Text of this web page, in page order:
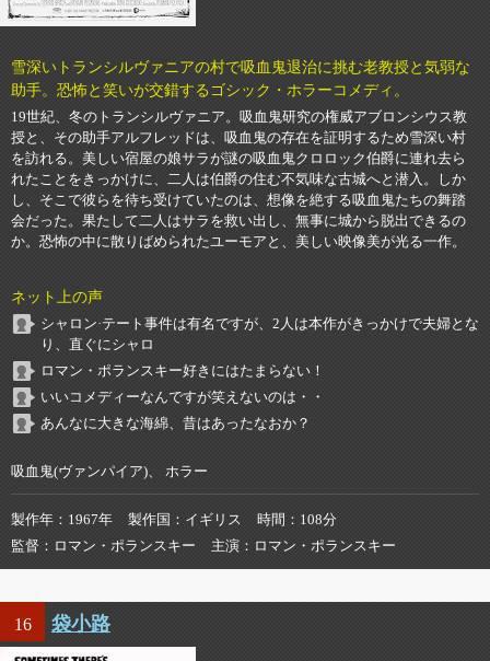
雪深いトランシルヴァニアの村で吸血鬼退治に挑む老教授と気弱な
助手。恐怖と笑いが交錯するゴシック・ホラーコメディ。
19世紀、冬のトランシルヴァニア。吸血鬼研究の権威アブロンシウス教
授と、その助手アルフレッドは、吸血鬼の存在を証明するため雪深い村
を訪れる。美しい宿屋の娘サラが謎の吸血鬼クロロック伯爵に連れ去ら
れたことをきっかけに、二人は伯爵の住む不気味な古城へと潜入。しか
し、そこで彼らを待ち受けていたのは、想像を絶する吸血鬼たちの舞踏
会だった。果たして二人はサラを救い出し、無事に城から脱出できるの
か。恐怖の中に散りばめられたユーモアと、美しい映像美が光る一作。
ネット上の声
シャロン·テート事件は有名ですが、2人は本作がきっかけで夫婦とな
り、直ぐにシャロ
ロマン・ポランスキー好きにはたまらない！
いいコメディーなんですが笑えないのは・・
あんなに大きな海綿、昔はあったなおか？
吸血鬼(ヴァンパイア)、 ホラー
製作年 1967年 製作国 イギリス 時間
108分
監督
ロマン・ポランスキー 主演 ロマン・ポランスキー
16 袋小路